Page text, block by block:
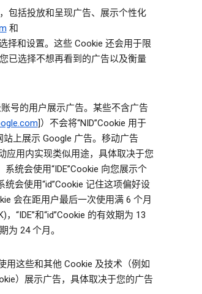
包括投放和呈现广告、展示个性化
和
择和设置。这些 Cookie 还会用于限
已选择不想再看到的广告以及衡量
号的用户展示广告。某些不含广告
]）不会将“NID”Cookie 用于
站上展示 Google 广告。移动广告
应用内实现类似用途，具体取决于您
统会使用“IDE”Cookie 向您展示个
会使用“id”Cookie 记住这项偏好设
会在距用户最后一次使用满 6 个月
“IDE”和“id”Cookie 的有效期为 13
为 24 个月。
用这些和其他 Cookie 及技术（例如
）展示广告，具体取决于您的广告